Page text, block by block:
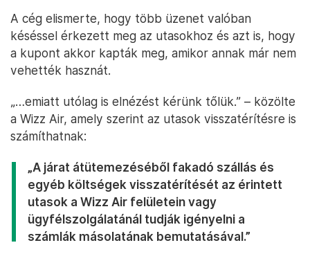
A cég elismerte, hogy több üzenet valóban
késéssel érkezett meg az utasokhoz és azt is, hogy
a kupont akkor kapták meg, amikor annak már nem
vehették hasznát.
„…emiatt utólag is elnézést kérünk tőlük.” – közölte
a Wizz Air, amely szerint az utasok visszatérítésre is
számíthatnak:
„A járat átütemezéséből fakadó szállás és
egyéb költségek visszatérítését az érintett
utasok a Wizz Air felületein vagy
ügyfélszolgálatánál tudják igényelni a
számlák másolatának bemutatásával.”